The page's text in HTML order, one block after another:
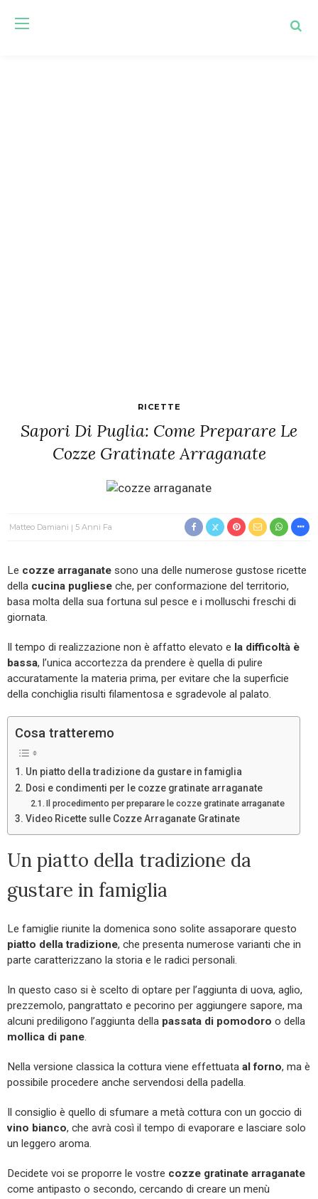
RICETTE
Sapori Di Puglia: Come Preparare Le
Cozze Gratinate Arraganate
Matteo Damiani 5 Anni Fa
Le cozze arraganate sono una delle numerose gustose ricette
della cucina pugliese che, per conformazione del territorio,
basa molta della sua fortuna sul pesce e i molluschi freschi di
giornata.
Il tempo di realizzazione non è affatto elevato e la difficoltà è
bassa, l’unica accortezza da prendere è quella di pulire
accuratamente la materia prima, per evitare che la superficie
della conchiglia risulti filamentosa e sgradevole al palato.
Cosa tratteremo
Un piatto della tradizione da gustare in famiglia
Dosi e condimenti per le cozze gratinate arraganate
Il procedimento per preparare le cozze gratinate arraganate
Video Ricette sulle Cozze Arraganate Gratinate
Un piatto della tradizione da
gustare in famiglia
Le famiglie riunite la domenica sono solite assaporare questo
piatto della tradizione, che presenta numerose varianti che in
parte caratterizzano la storia e le radici personali.
In questo caso si è scelto di optare per l’aggiunta di uova, aglio,
prezzemolo, pangrattato e pecorino per aggiungere sapore, ma
alcuni prediligono l’aggiunta della passata di pomodoro o della
mollica di pane.
Nella versione classica la cottura viene effettuata al forno, ma è
possibile procedere anche servendosi della padella.
Il consiglio è quello di sfumare a metà cottura con un goccio di
vino bianco, che avrà così il tempo di evaporare e lasciare solo
un leggero aroma.
Decidete voi se proporre le vostre cozze gratinate arraganate
come antipasto o secondo, cercando di creare un menù